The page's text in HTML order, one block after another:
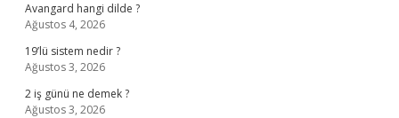
Avangard hangi dilde ?
Ağustos 4, 2026
19’lü sistem nedir ?
Ağustos 3, 2026
2 iş günü ne demek ?
Ağustos 3, 2026